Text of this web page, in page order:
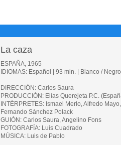
La caza
ESPAÑA, 1965
IDIOMAS: Español | 93 min. | Blanco /
DIRECCIÓN: Carlos Saura
PRODUCCIÓN: Elías Querejeta P.C.
INTÉRPRETES: Ismael Merlo, Alfredo
Fernando Sánchez Polack
GUIÓN: Carlos Saura, Angelino Fons
FOTOGRAFÍA: Luis Cuadrado
MÚSICA: Luis de Pablo